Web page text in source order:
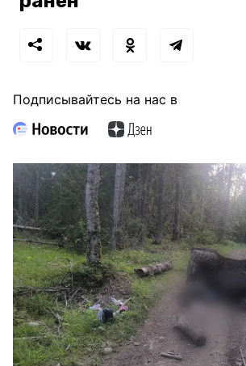
Подписывайтесь на нас в